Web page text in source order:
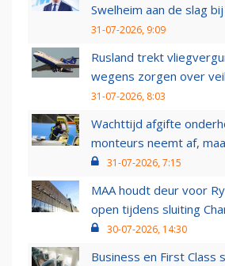
Swelheim aan de slag
31-07-2026, 9:09
Rusland trekt
wegens zorgen over
31-07-2026, 8:03
Wachttijd afgifte
monteurs neemt af,
31-07-2026, 7:15
MAA houdt deur voor
open tijdens sluiting
30-07-2026, 14:30
Business en First Class